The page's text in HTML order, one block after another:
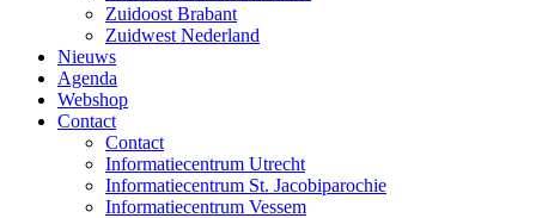
Zuidoost Brabant
Zuidwest Nederland
Nieuws
Agenda
Webshop
Contact
Contact
Informatiecentrum Utrecht
Informatiecentrum St. Jacobiparochie
Informatiecentrum Vessem